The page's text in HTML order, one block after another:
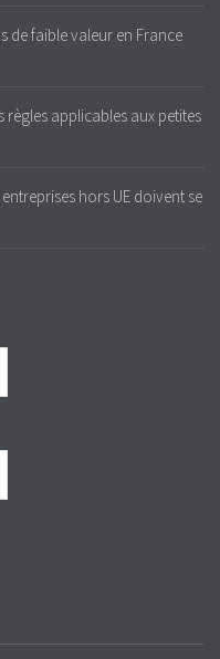
de faible valeur en France
règles applicables aux petites
hors UE doivent se